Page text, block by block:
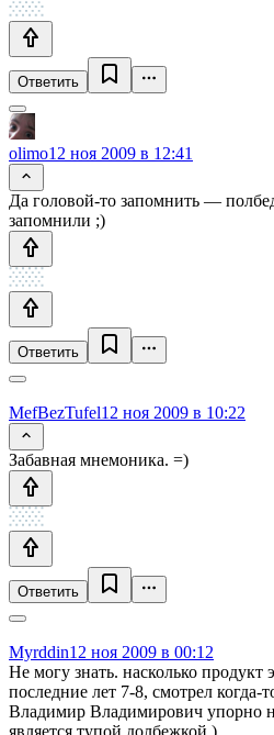
Ответить
olimo12 ноя 2009 в 12:41
Да головой-то запомнить —
запомнили ;)
Ответить
MefBezTufel12 ноя 2009 в 10:22
Забавная мнемоника. =)
Ответить
Myrddin12 ноя 2009 в 00:12
Не могу знать. насколько продукт
последние лет 7-8, смотрел когда-
Владимир Владимирович упорно
является тупой долбежкой )